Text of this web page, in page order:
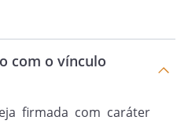
com o vínculo
firmada com caráter